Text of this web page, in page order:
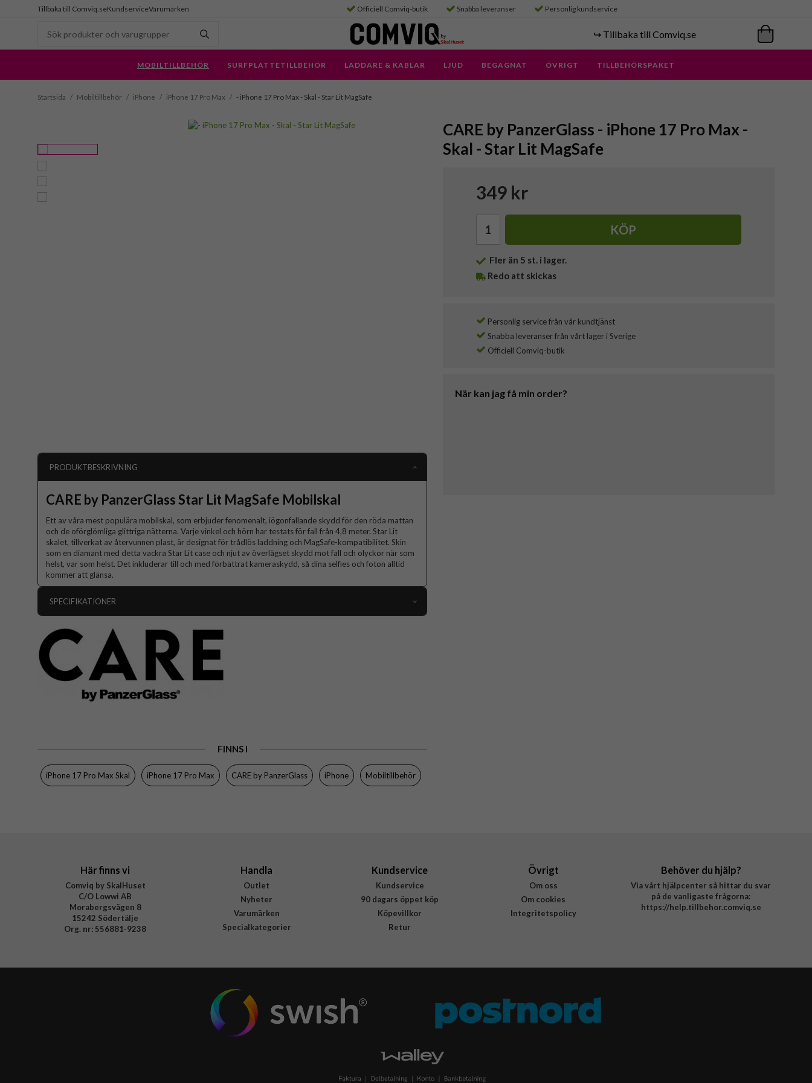
Tillbaka till Comviq.seKundserviceVarumärken Officiell Comviq-butik Snabba leveranser Personlig kundservice
↪️ Tillbaka till Comviq.se
MOBILTILLBEHÖR SURFPLATTETILLBEHÖR LADDARE & KABLAR LJUD BEGAGNAT ÖVRIGT TILLBEHÖRSPAKET
Startsida / Mobiltillbehör / iPhone / iPhone 17 Pro Max / - iPhone 17 Pro Max - Skal - Star Lit MagSafe
CARE by PanzerGlass - iPhone 17 Pro Max -
Skal - Star Lit MagSafe
349 kr
KÖP
Fler än 5 st. i lager.
Redo att skickas
Personlig service från vår kundtjänst
Snabba leveranser från vårt lager i Sverige
Officiell Comviq-butik
När kan jag få min order?
PRODUKTBESKRIVNING
CARE by PanzerGlass Star Lit MagSafe Mobilskal
Ett av våra mest populära mobilskal, som erbjuder fenomenalt, iögonfallande skydd för den röda mattan
och de oförglömliga glittriga nätterna. Varje vinkel och hörn har testats för fall från 4,8 meter. Star Lit
skalet, tillverkat av återvunnen plast, är designat för trådlös laddning och MagSafe-kompatibilitet. Skin
som en diamant med detta vackra Star Lit case och njut av överlägset skydd mot fall och olyckor när som
helst, var som helst. Det inkluderar till och med förbättrat kameraskydd, så dina selfies och foton alltid
kommer att glänsa.
SPECIFIKATIONER
Passar till
Produkttyp
Egenskaper
EAN
5715685026942
FINNS I
iPhone 17 Pro Max Skal iPhone 17 Pro Max CARE by PanzerGlass iPhone Mobiltillbehör
Här finns vi
Comviq by SkalHuset
C/O Lowwi AB
Morabergsvägen 8
15242 Södertälje
Org. nr: 556881-9238
Handla
Outlet
Nyheter
Varumärken
Specialkategorier
Kundservice
Kundservice
90 dagars öppet köp
Köpevillkor
Retur
Övrigt
Om oss
Om cookies
Integritetspolicy
Behöver du hjälp?
Via vårt hjälpcenter så hittar du svar
på de vanligaste frågorna:
https://help.tillbehor.comviq.se